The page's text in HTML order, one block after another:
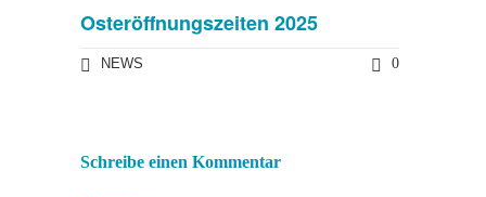
Osteröffnungszeiten 2025
NEWS 0
Schreibe einen Kommentar